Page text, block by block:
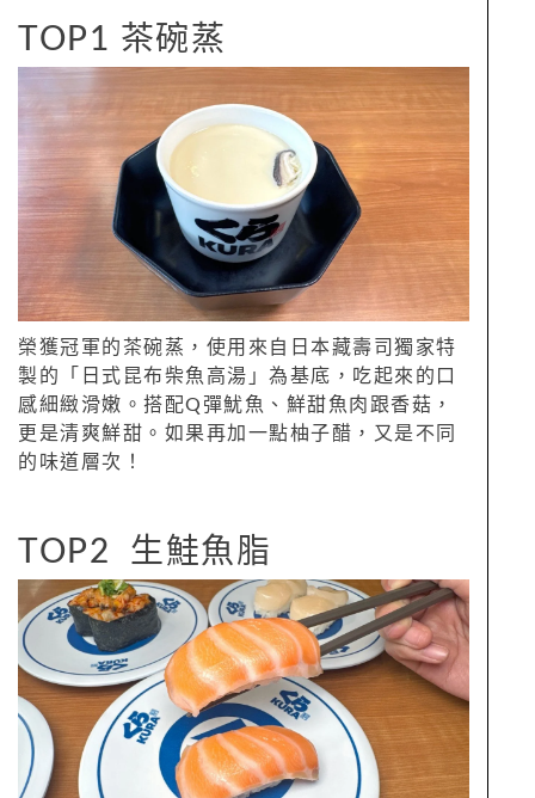
TOP1 茶碗蒸
榮獲冠軍的茶碗蒸，使用來自日本藏壽司獨家特
製的「日式昆布柴魚高湯」為基底，吃起來的口
感細緻滑嫩。搭配Q彈魷魚、鮮甜魚肉跟香菇，
更是清爽鮮甜。如果再加一點柚子醋，又是不同
的味道層次！
TOP2 生鮭魚脂